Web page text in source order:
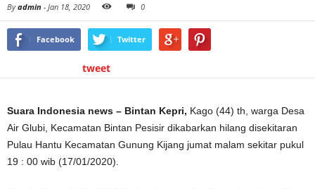
Byadmin - Jan 18, 2020 0
Facebook Twitter
tweet
Suara Indonesia news – Bintan Kepri, Kago (44) th, warga Desa
Air Glubi, Kecamatan Bintan Pesisir dikabarkan hilang disekitaran
Pulau Hantu Kecamatan Gunung Kijang jumat malam sekitar pukul
19 : 00 wib (17/01/2020).